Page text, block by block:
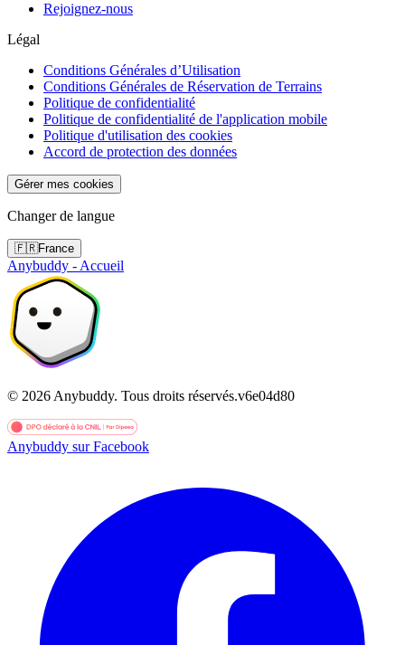
Rejoignez-nous
Légal
Conditions Générales d’Utilisation
Conditions Générales de Réservation de Terrains
Politique de confidentialité
Politique de confidentialité de l'application mobile
Politique d'utilisation des cookies
Accord de protection des données
Gérer mes cookies
Changer de langue
🇫🇷France
Anybuddy - Accueil
© 2026 Anybuddy. Tous droits réservés.v6e04d80
Anybuddy sur Facebook